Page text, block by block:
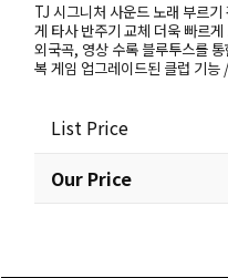
TJ 시그니처 사운드 노래 부르
게 타사 반주기 교체 더욱 빠르
외국곡, 영상 수록 블루투스를
복 게임 업그레이드된 클럽 기능
List Price
Our Price